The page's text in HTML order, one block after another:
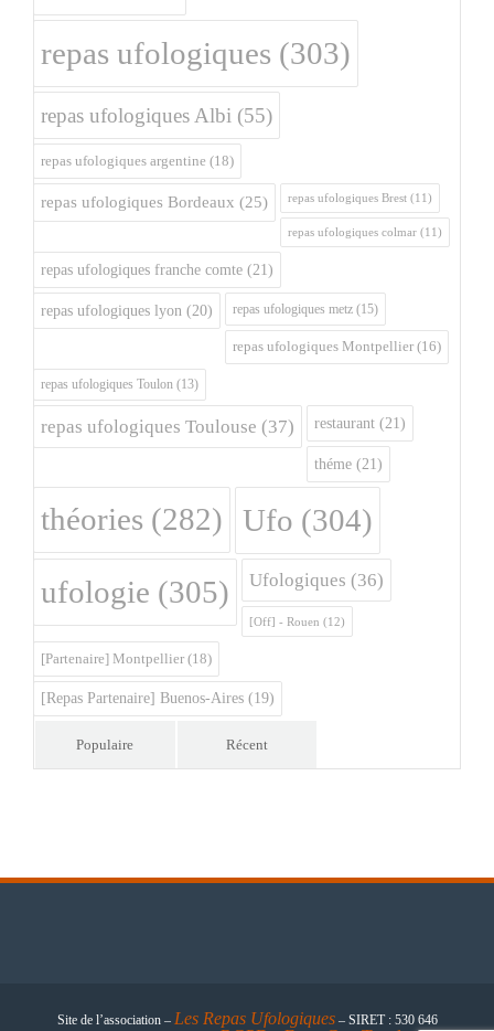
repas ufologiques (303)
repas ufologiques Albi (55)
repas ufologiques argentine (18)
repas ufologiques Bordeaux (25) repas ufologiques Brest (11)
repas ufologiques colmar (11)
repas ufologiques franche comte (21)
repas ufologiques lyon (20) repas ufologiques metz (15)
repas ufologiques Montpellier (16)
repas ufologiques Toulon (13)
repas ufologiques Toulouse (37) restaurant (21)
théme (21)
théories (282) Ufo (304)
ufologie (305) Ufologiques (36)
[Off] - Rouen (12)
[Partenaire] Montpellier (18)
[Repas Partenaire] Buenos-Aires (19)
Populaire Récent
Site de l’association – Les Repas Ufologiques– SIRET : 530 646